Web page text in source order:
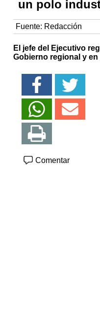
un polo
Fuente: Redacción
El jefe del Ejecutivo
Gobierno regional y
Comentar